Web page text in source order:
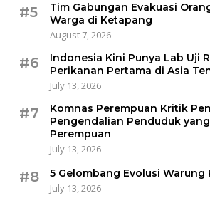
#5
Tim Gabungan Evakuasi
Warga di Ketapang
August 7, 2026
#6
Indonesia Kini Punya Lab Uji
Perikanan Pertama di Asia
July 13, 2026
#7
Komnas Perempuan Kritik
Pengendalian Penduduk
Perempuan
July 13, 2026
#8
5 Gelombang Evolusi
July 13, 2026